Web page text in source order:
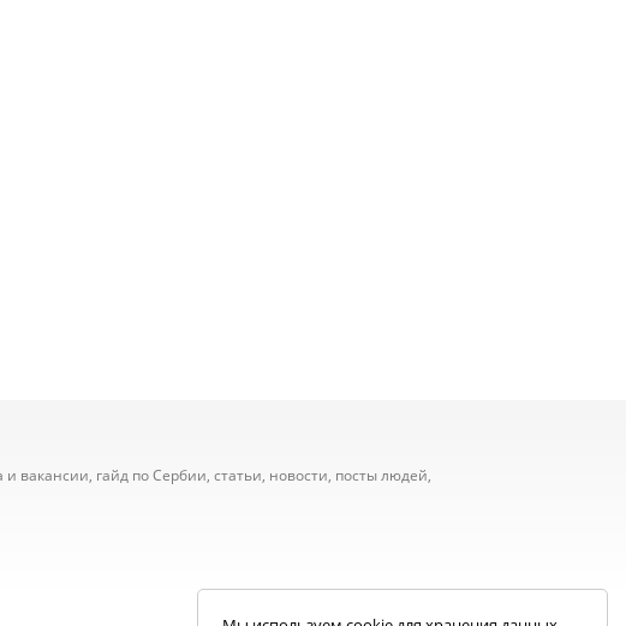
вакансии, гайд по Сербии, статьи, новости, посты людей,